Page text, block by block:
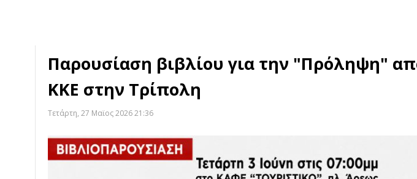
Παρουσίαση βιβλίου για την "Πρόληψη"
ΚΚΕ στην Τρίπολη
Τετάρτη, 27 Μαϊος 2026 21:36